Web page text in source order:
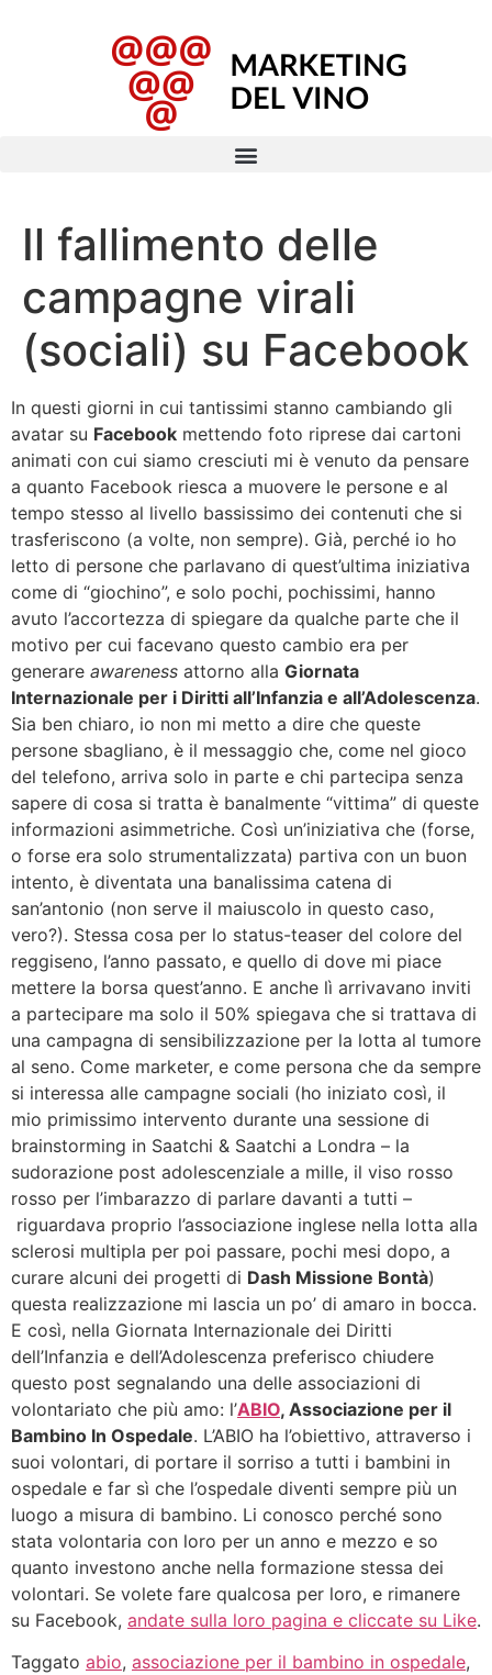
Il fallimento delle
campagne virali
(sociali) su Facebook
In questi giorni in cui tantissimi stanno cambiando gli
avatar su Facebook mettendo foto riprese dai cartoni
animati con cui siamo cresciuti mi è venuto da pensare
a quanto Facebook riesca a muovere le persone e al
tempo stesso al livello bassissimo dei contenuti che si
trasferiscono (a volte, non sempre). Già, perché io ho
letto di persone che parlavano di quest’ultima iniziativa
come di “giochino”, e solo pochi, pochissimi, hanno
avuto l’accortezza di spiegare da qualche parte che il
motivo per cui facevano questo cambio era per
generare awareness attorno alla Giornata
Internazionale per i Diritti all’Infanzia e all’Adolescenza.
Sia ben chiaro, io non mi metto a dire che queste
persone sbagliano, è il messaggio che, come nel gioco
del telefono, arriva solo in parte e chi partecipa senza
sapere di cosa si tratta è banalmente “vittima” di queste
informazioni asimmetriche. Così un’iniziativa che (forse,
o forse era solo strumentalizzata) partiva con un buon
intento, è diventata una banalissima catena di
san’antonio (non serve il maiuscolo in questo caso,
vero?). Stessa cosa per lo status-teaser del colore del
reggiseno, l’anno passato, e quello di dove mi piace
mettere la borsa quest’anno. E anche lì arrivavano inviti
a partecipare ma solo il 50% spiegava che si trattava di
una campagna di sensibilizzazione per la lotta al tumore
al seno. Come marketer, e come persona che da sempre
si interessa alle campagne sociali (ho iniziato così, il
mio primissimo intervento durante una sessione di
brainstorming in Saatchi & Saatchi a Londra – la
sudorazione post adolescenziale a mille, il viso rosso
rosso per l’imbarazzo di parlare davanti a tutti –
riguardava proprio l’associazione inglese nella lotta alla
sclerosi multipla per poi passare, pochi mesi dopo, a
curare alcuni dei progetti di Dash Missione Bontà)
questa realizzazione mi lascia un po’ di amaro in bocca.
E così, nella Giornata Internazionale dei Diritti
dell’Infanzia e dell’Adolescenza preferisco chiudere
questo post segnalando una delle associazioni di
volontariato che più amo: l’ABIO, Associazione per il
Bambino In Ospedale. L’ABIO ha l’obiettivo, attraverso i
suoi volontari, di portare il sorriso a tutti i bambini in
ospedale e far sì che l’ospedale diventi sempre più un
luogo a misura di bambino. Li conosco perché sono
stata volontaria con loro per un anno e mezzo e so
quanto investono anche nella formazione stessa dei
volontari. Se volete fare qualcosa per loro, e rimanere
su Facebook, andate sulla loro pagina e cliccate su Like.
Taggato abio, associazione per il bambino in ospedale,